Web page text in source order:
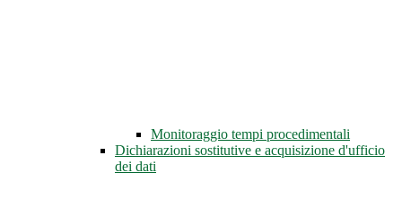
Monitoraggio tempi procedimentali
Dichiarazioni sostitutive e acquisizione d'ufficio
dei dati